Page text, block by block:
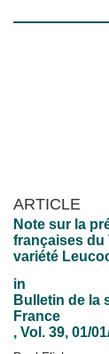
ARTICLE
Note sur la
françaises du
variété
in
Bulletin de la
France
, Vol. 39, 01/